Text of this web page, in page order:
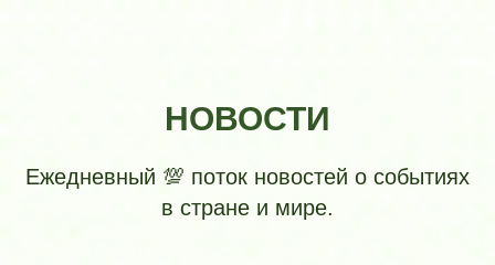
НОВОСТИ
Ежедневный 💯 поток новостей о событиях
в стране и мире.